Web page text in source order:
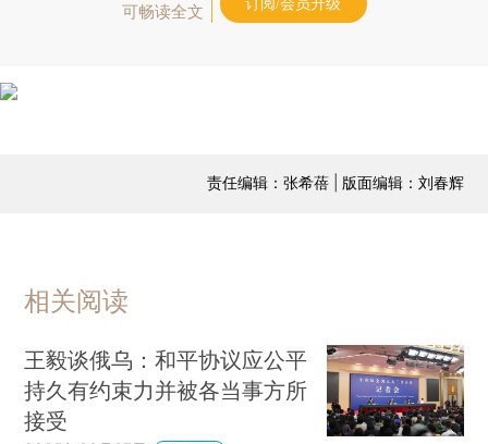
可畅读全文
订阅/会员升级
责任编辑：张希蓓 | 版面编辑：刘春辉
相关阅读
王毅谈俄乌：和平协议应公平
持久有约束力并被各当事方所
接受